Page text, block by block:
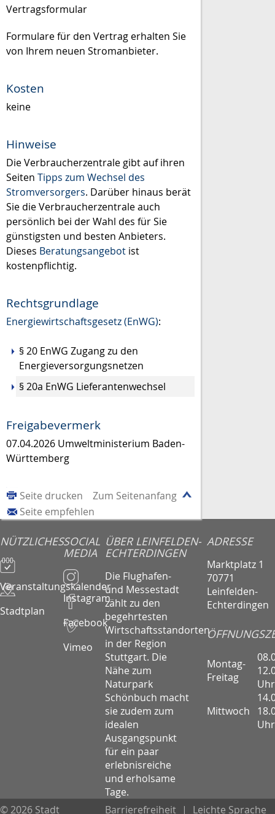
Vertragsformular
Formulare für den Vertrag erhalten Sie
von Ihrem neuen Stromanbieter.
Kosten
keine
Hinweise
Die Verbraucherzentrale gibt auf ihren
Seiten Tipps zum Wechsel des
Stromversorgers. Darüber hinaus berät
Sie die Verbraucherzentrale auch
persönlich bei der Wahl des für Sie
günstigsten und besten Anbieters.
Dieses Beratungsangebot ist
kostenpflichtig.
Rechtsgrundlage
Energiewirtschaftsgesetz (EnWG):
§ 20 EnWG Zugang zu den
Energieversorgungsnetzen
§ 20a EnWG Lieferantenwechsel
Freigabevermerk
07.04.2026 Umweltministerium Baden-
Württemberg
Zum Seitenanfang
Seite drucken
Seite empfehlen
NÜTZLICHES
Veranstaltungskalender
Stadtplan
SOCIAL
MEDIA
Instagram
Facebook
Vimeo
ÜBER LEINFELDEN-
ECHTERDINGEN
Die Flughafen-
und Messestadt
zählt zu den
begehrtesten
Wirtschaftsstandorten
in der Region
Stuttgart. Die
Nähe zum
Naturpark
Schönbuch macht
sie zudem zum
idealen
Ausgangspunkt
für ein paar
erlebnisreiche
und erholsame
Tage.
ADRESSE
Marktplatz 1
70771
Leinfelden-
Echterdingen
Montag-
Freitag
Uhr
Mittwoch
Uhr
© 2026 Stadt Barrierefreiheit | Leichte Sprache